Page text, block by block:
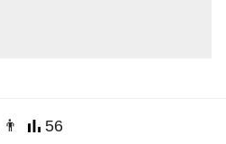
👨 56